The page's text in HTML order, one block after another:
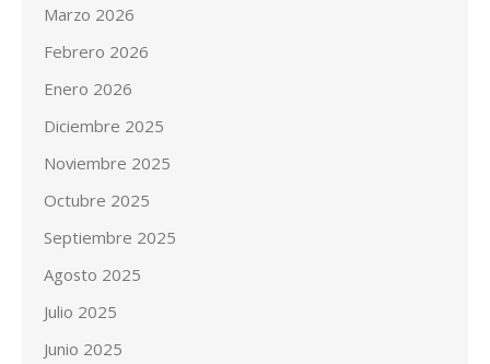
Marzo 2026
Febrero 2026
Enero 2026
Diciembre 2025
Noviembre 2025
Octubre 2025
Septiembre 2025
Agosto 2025
Julio 2025
Junio 2025